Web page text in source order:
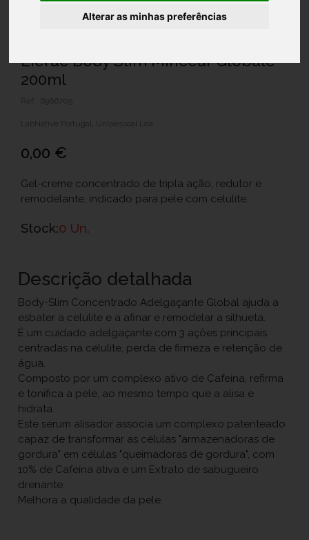
Alterar as minhas preferências
Lierac Body Slim Minceur Globale
200ml
Ref.: 6966705
LabNative Portugal, Unipessoal Lda.
0,00 €
Gel-creme concentrado de tripla ação, redutor e
remodelante, indicado para pele com celulite.
Stock:0 Un.
Descrição detalhada
Body-Slim Concentrado Adelgaçante Global ajuda a
esbater a celulite e a afinar e remodelar a silhueta.
É um cuidado adelgaçante com 3 ações principais
centradas na celulite, perda de firmeza e retenção de
água.
Composto por um complexo ativo de Cafeína, refirma
e tonifica a pele, ao mesmo tempo que a alisa e
hidrata.
Este sérum alisador associa um complexo patenteado
capaz de transformar as células "armazenadoras de
gordura" em células "queimadoras de gordura", com
10% de Cafeína ativa e um Extrato de sabugueiro
drenante.
Melhora a qualidade da pele.